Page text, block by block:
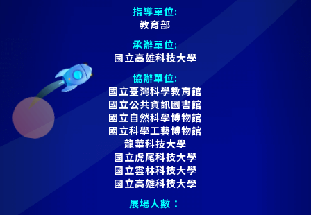
指導單位:
教育部
承辦單位:
國立高雄科技大學
協辦單位:
國立臺灣科學教育館
國立公共資訊圖書館
國立自然科學博物館
國立科學工藝博物館
龍華科技大學
國立虎尾科技大學
國立雲林科技大學
國立高雄科技大學
展場人數：